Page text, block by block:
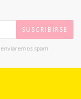
SUSCRIBIRSE
spam